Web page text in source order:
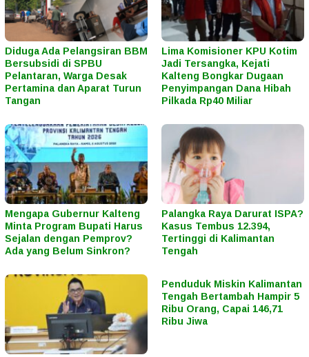
Diduga Ada Pelangsiran BBM
Bersubsidi di SPBU
Pelantaran, Warga Desak
Pertamina dan Aparat Turun
Tangan
Lima Komisioner KPU Kotim
Jadi Tersangka, Kejati
Kalteng Bongkar Dugaan
Penyimpangan Dana Hibah
Pilkada Rp40 Miliar
Mengapa Gubernur Kalteng
Minta Program Bupati Harus
Sejalan dengan Pemprov?
Ada yang Belum Sinkron?
Palangka Raya Darurat ISPA?
Kasus Tembus 12.394,
Tertinggi di Kalimantan
Tengah
Penduduk Miskin Kalimantan
Tengah Bertambah Hampir 5
Ribu Orang, Capai 146,71
Ribu Jiwa